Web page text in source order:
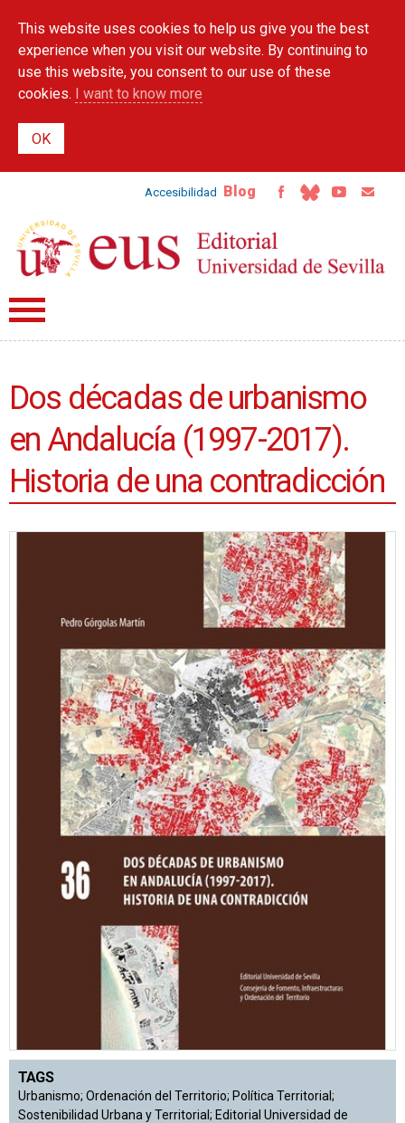
main
content
This website uses cookies to help us give you the best
experience when you visit our website. By continuing to
use this website, you consent to our use of these
cookies. I want to know more
Accesibilidad Blog
Dos décadas de urbanismo
en Andalucía (1997-2017).
Historia de una contradicción
TAGS
Urbanismo; Ordenación del Territorio; Política Territorial;
Sostenibilidad Urbana y Territorial; Editorial Universidad de